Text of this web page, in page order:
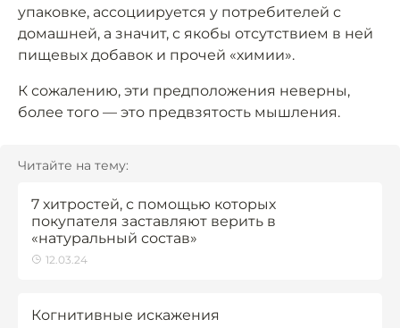
упаковке, ассоциируется у потребителей с
домашней, а значит, с якобы отсутствием в ней
пищевых добавок и прочей «химии».
К сожалению, эти предположения неверны,
более того — это предвзятость мышления.
Читайте на тему:
7 хитростей, с помощью которых
покупателя заставляют верить в
«натуральный состав»
12.03.24
Когнитивные искажения